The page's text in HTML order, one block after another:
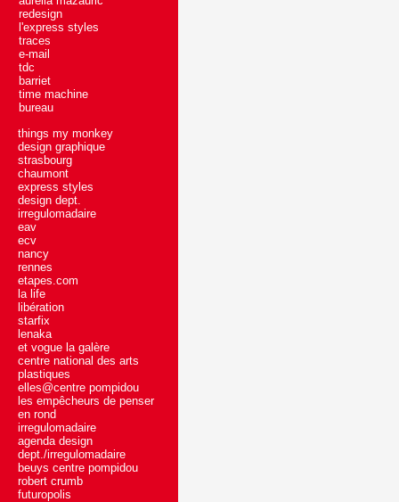
redesign
l'express styles
traces
e-mail
tdc
barriet
time machine
bureau
things my monkey
design graphique
strasbourg
chaumont
express styles
design dept.
irregulomadaire
eav
ecv
nancy
rennes
etapes.com
la life
libération
starfix
lenaka
et vogue la galère
centre national des arts
plastiques
elles@centre pompidou
les empêcheurs de penser
en rond
irregulomadaire
agenda design
dept./irregulomadaire
beuys centre pompidou
robert crumb
futuropolis